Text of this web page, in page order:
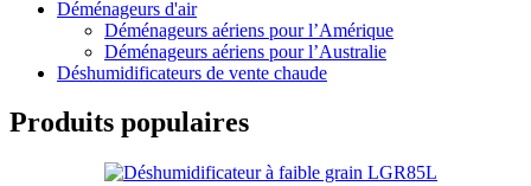
Déménageurs d'air
Déménageurs aériens pour l’Amérique
Déménageurs aériens pour l’Australie
Déshumidificateurs de vente chaude
Produits populaires